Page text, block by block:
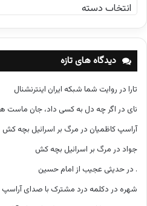
س
ت
ه‌
ه
دیدگاه های تازه
تارا در روایت شما شبکه ایران اینترنشنال
نای در اگر چه دل به کسی داد، جان ماست
آراسپ کاظمیان در مرگ بر اسرائیل بچه کش
جواد در مرگ بر اسرائیل بچه کش
. در حدیثی عجیب از امام حسین
شهره در دکلمه درد مشترک با صدای آراسپ